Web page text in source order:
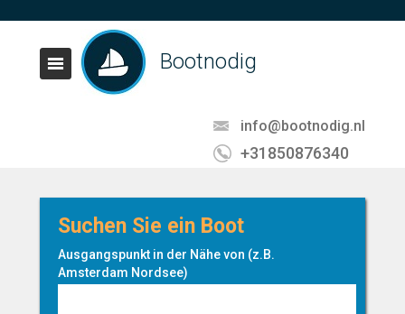
Bootnodig
info@bootnodig.nl
+31850876340
Suchen Sie ein Boot
Ausgangspunkt in der Nähe von (z.B.
Amsterdam Nordsee)